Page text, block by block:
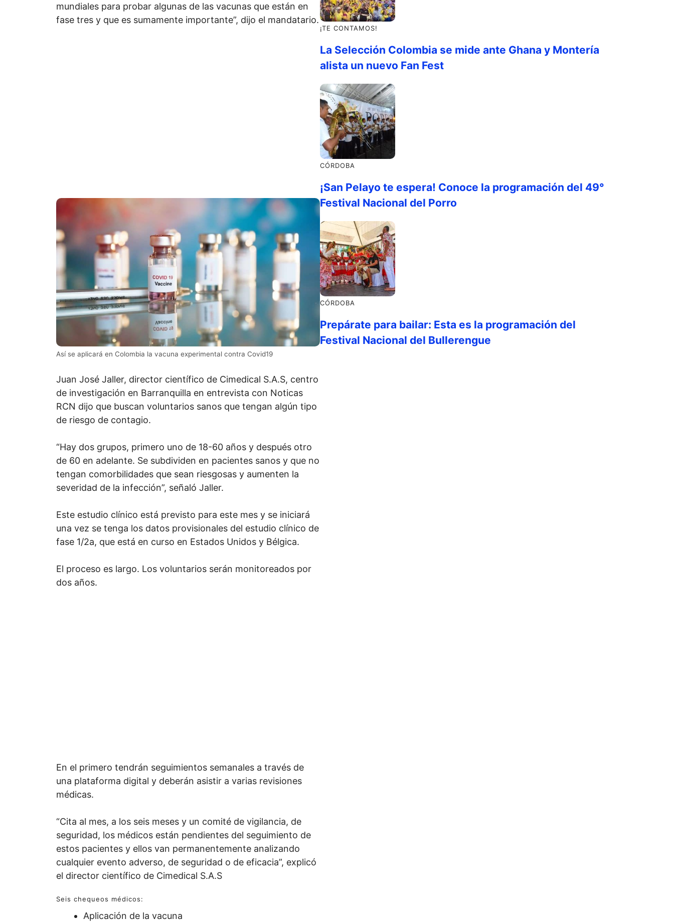
mundiales para probar algunas de las vacunas que están en
fase tres y que es sumamente importante”, dijo el mandatario.
Así se aplicará en Colombia la vacuna experimental contra Covid19
Juan José Jaller, director científico de Cimedical S.A.S, centro
de investigación en Barranquilla en entrevista con Noticas
RCN dijo que buscan voluntarios sanos que tengan algún tipo
de riesgo de contagio.
“Hay dos grupos, primero uno de 18-60 años y después otro
de 60 en adelante. Se subdividen en pacientes sanos y que no
tengan comorbilidades que sean riesgosas y aumenten la
severidad de la infección”, señaló Jaller.
Este estudio clínico está previsto para este mes y se iniciará
una vez se tenga los datos provisionales del estudio clínico de
fase 1/2a, que está en curso en Estados Unidos y Bélgica.
El proceso es largo. Los voluntarios serán monitoreados por
dos años.
En el primero tendrán seguimientos semanales a través de
una plataforma digital y deberán asistir a varias revisiones
médicas.
“Cita al mes, a los seis meses y un comité de vigilancia, de
seguridad, los médicos están pendientes del seguimiento de
estos pacientes y ellos van permanentemente analizando
cualquier evento adverso, de seguridad o de eficacia”, explicó
el director científico de Cimedical S.A.S
Seis chequeos médicos:
Aplicación de la vacuna
¡TE CONTAMOS!
La Selección Colombia se mide ante Ghana y Montería
alista un nuevo Fan Fest
CÓRDOBA
¡San Pelayo te espera! Conoce la programación del 49°
Festival Nacional del Porro
CÓRDOBA
Prepárate para bailar: Esta es la programación del
Festival Nacional del Bullerengue